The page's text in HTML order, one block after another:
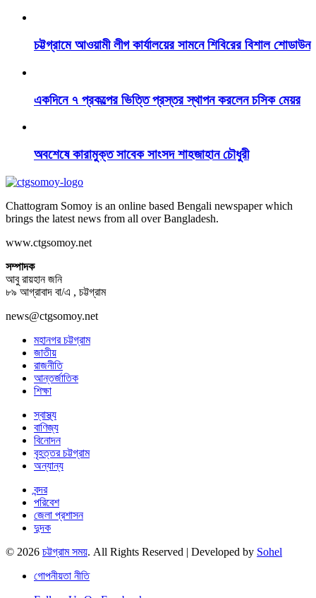
চট্টগ্রামে আওয়ামী লীগ কার্যালয়ের সামনে শিবিরের বিশাল শোডাউন
একদিনে ৭ প্রকল্পের ভিত্তি প্রস্তর স্থাপন করলেন চসিক মেয়র
অবশেষে কারামুক্ত সাবেক সাংসদ শাহজাহান চৌধুরী
Chattogram Somoy is an online based Bengali newspaper which
brings the latest news from all over Bangladesh.
www.ctgsomoy.net
সম্পাদক
আবু রায়হান জনি
৮৯ আগ্রাবাদ বা/এ , চট্টগ্রাম
news@ctgsomoy.net
মহানগর চট্টগ্রাম
জাতীয়
রাজনীতি
আন্তর্জাতিক
শিক্ষা
স্বাস্থ্য
বাণিজ্য
বিনোদন
বৃহত্তর চট্টগ্রাম
অন্যান্য
বন্দর
পরিবেশ
জেলা প্রশাসন
দুদক
© 2026 চট্টগ্রাম সময়. All Rights Reserved | Developed by Sohel
গোপনীয়তা নীতি